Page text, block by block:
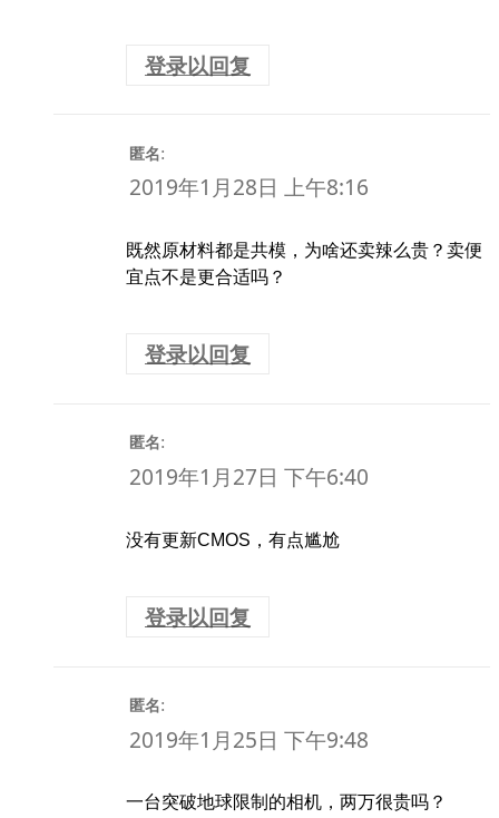
登录以回复
匿名:
2019年1月28日 上午8:16
既然原材料都是共模，为啥还卖辣么贵？卖便
宜点不是更合适吗？
登录以回复
匿名:
2019年1月27日 下午6:40
没有更新CMOS，有点尴尬
登录以回复
匿名:
2019年1月25日 下午9:48
一台突破地球限制的相机，两万很贵吗？